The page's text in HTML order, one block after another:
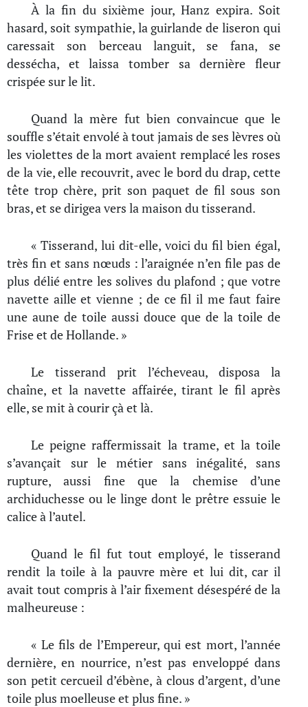
À la fin du sixième jour, Hanz expira. Soit
hasard, soit sympathie, la guirlande de liseron qui
caressait son berceau languit, se fana, se
dessécha, et laissa tomber sa dernière fleur
crispée sur le lit.
Quand la mère fut bien convaincue que le
souffle s’était envolé à tout jamais de ses lèvres où
les violettes de la mort avaient remplacé les roses
de la vie, elle recouvrit, avec le bord du drap, cette
tête trop chère, prit son paquet de fil sous son
bras, et se dirigea vers la maison du tisserand.
« Tisserand, lui dit-elle, voici du fil bien égal,
très fin et sans nœuds : l’araignée n’en file pas de
plus délié entre les solives du plafond ; que votre
navette aille et vienne ; de ce fil il me faut faire
une aune de toile aussi douce que de la toile de
Frise et de Hollande. »
Le tisserand prit l’écheveau, disposa la
chaîne, et la navette affairée, tirant le fil après
elle, se mit à courir çà et là.
Le peigne raffermissait la trame, et la toile
s’avançait sur le métier sans inégalité, sans
rupture, aussi fine que la chemise d’une
archiduchesse ou le linge dont le prêtre essuie le
calice à l’autel.
Quand le fil fut tout employé, le tisserand
rendit la toile à la pauvre mère et lui dit, car il
avait tout compris à l’air fixement désespéré de la
malheureuse :
« Le fils de l’Empereur, qui est mort, l’année
dernière, en nourrice, n’est pas enveloppé dans
son petit cercueil d’ébène, à clous d’argent, d’une
toile plus moelleuse et plus fine. »